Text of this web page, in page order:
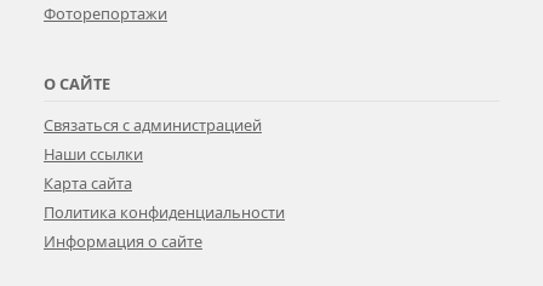
Фоторепортажи
О САЙТЕ
Связаться с администрацией
Наши ссылки
Карта сайта
Политика конфиденциальности
Информация о сайте